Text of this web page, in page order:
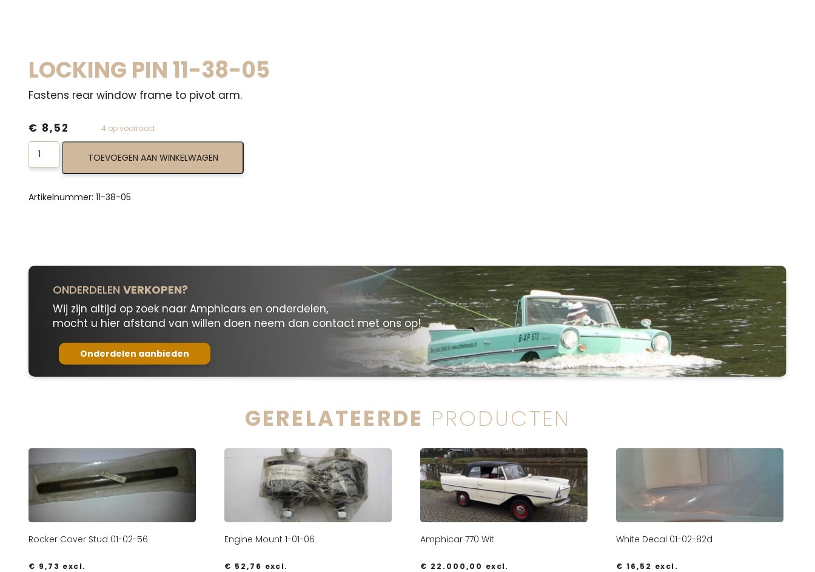
LOCKING PIN 11-38-05
Fastens rear window frame to pivot arm.
4 op voorraad
€ 8,52
Locking
Pin
11-
05
TOEVOEGEN AAN WINKELWAGEN
Artikelnummer: 11-38-05
ONDERDELEN VERKOPEN?
Wij zijn altijd op zoek naar Amphicars en onderdelen,
mocht u hier afstand van willen doen neem dan contact met ons op!
Onderdelen aanbieden
GERELATEERDE PRODUCTEN
Rocker Cover Stud 01-02-56
€ 9,73 excl.
Engine Mount 1-01-06
€ 52,76 excl.
Amphicar 770 Wit
€ 22.000,00 excl.
White Decal 01-02-82d
€ 16,52 excl.